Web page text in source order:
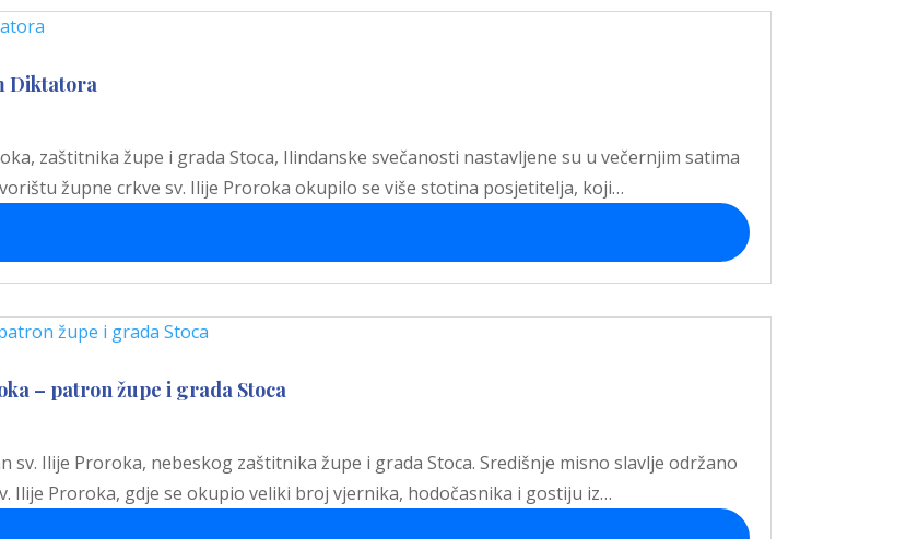
Diktatora
zaštitnika župe i grada Stoca, Ilindanske svečanosti nastavljene su u večernjim satima
župne crkve sv. Ilije Proroka okupilo se više stotina posjetitelja, koji…
– patron župe i grada Stoca
sv. Ilije Proroka, nebeskog zaštitnika župe i grada Stoca. Središnje misno slavlje održano
Ilije Proroka, gdje se okupio veliki broj vjernika, hodočasnika i gostiju iz…